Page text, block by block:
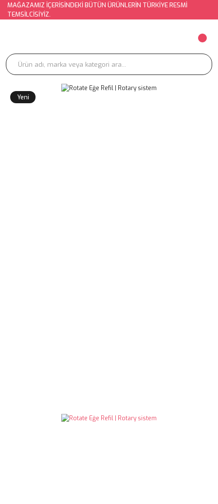
MAĞAZAMIZ İÇERİSİNDEKİ BÜTÜN ÜRÜNLERİN TÜRKİYE RESMİ
TEMSİLCİSİYİZ.
Yeni